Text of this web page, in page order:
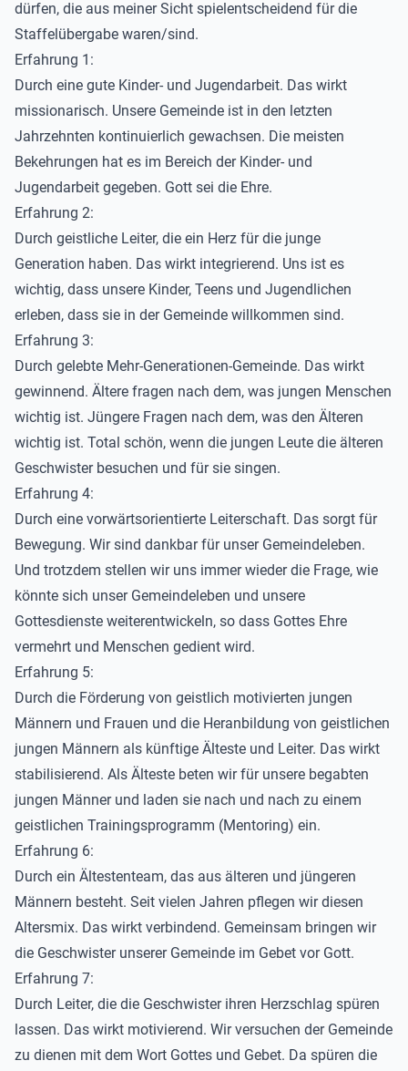
dürfen, die aus meiner Sicht spielentscheidend für die
Staffelübergabe waren/sind.
Erfahrung 1:
Durch eine gute Kinder- und Jugendarbeit. Das wirkt
missionarisch. Unsere Gemeinde ist in den letzten
Jahrzehnten kontinuierlich gewachsen. Die meisten
Bekehrungen hat es im Bereich der Kinder- und
Jugendarbeit gegeben. Gott sei die Ehre.
Erfahrung 2:
Durch geistliche Leiter, die ein Herz für die junge
Generation haben. Das wirkt integrierend. Uns ist es
wichtig, dass unsere Kinder, Teens und Jugendlichen
erleben, dass sie in der Gemeinde willkommen sind.
Erfahrung 3:
Durch gelebte Mehr-Generationen-Gemeinde. Das wirkt
gewinnend. Ältere fragen nach dem, was jungen Menschen
wichtig ist. Jüngere Fragen nach dem, was den Älteren
wichtig ist. Total schön, wenn die jungen Leute die älteren
Geschwister besuchen und für sie singen.
Erfahrung 4:
Durch eine vorwärtsorientierte Leiterschaft. Das sorgt für
Bewegung. Wir sind dankbar für unser Gemeindeleben.
Und trotzdem stellen wir uns immer wieder die Frage, wie
könnte sich unser Gemeindeleben und unsere
Gottesdienste weiterentwickeln, so dass Gottes Ehre
vermehrt und Menschen gedient wird.
Erfahrung 5:
Durch die Förderung von geistlich motivierten jungen
Männern und Frauen und die Heranbildung von geistlichen
jungen Männern als künftige Älteste und Leiter. Das wirkt
stabilisierend. Als Älteste beten wir für unsere begabten
jungen Männer und laden sie nach und nach zu einem
geistlichen Trainingsprogramm (Mentoring) ein.
Erfahrung 6:
Durch ein Ältestenteam, das aus älteren und jüngeren
Männern besteht. Seit vielen Jahren pflegen wir diesen
Altersmix. Das wirkt verbindend. Gemeinsam bringen wir
die Geschwister unserer Gemeinde im Gebet vor Gott.
Erfahrung 7:
Durch Leiter, die die Geschwister ihren Herzschlag spüren
lassen. Das wirkt motivierend. Wir versuchen der Gemeinde
zu dienen mit dem Wort Gottes und Gebet. Da spüren die